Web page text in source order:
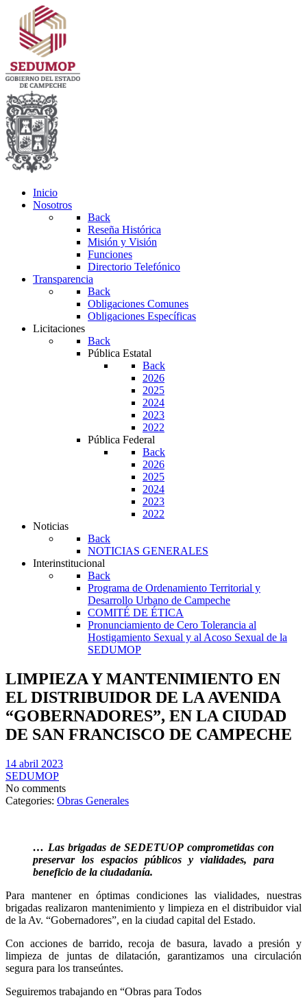
Inicio
Nosotros
Back
Reseña Histórica
Misión y Visión
Funciones
Directorio Telefónico
Transparencia
Back
Obligaciones Comunes
Obligaciones Específicas
Licitaciones
Back
Pública Estatal
Back
2026
2025
2024
2023
2022
Pública Federal
Back
2026
2025
2024
2023
2022
Noticias
Back
NOTICIAS GENERALES
Interinstitucional
Back
Programa de Ordenamiento Territorial y
Desarrollo Urbano de Campeche
COMITÉ DE ÉTICA
Pronunciamiento de Cero Tolerancia al
Hostigamiento Sexual y al Acoso Sexual de la
SEDUMOP
LIMPIEZA Y MANTENIMIENTO EN
EL DISTRIBUIDOR DE LA AVENIDA
“GOBERNADORES”, EN LA CIUDAD
DE SAN FRANCISCO DE CAMPECHE
14 abril 2023
SEDUMOP
No comments
Categories: Obras Generales
… Las brigadas de SEDETUOP comprometidas con
preservar los espacios públicos y vialidades, para
beneficio de la ciudadanía.
Para mantener en óptimas condiciones las vialidades, nuestras
brigadas realizaron mantenimiento y limpieza en el distribuidor vial
de la Av. “Gobernadores”, en la ciudad capital del Estado.
Con acciones de barrido, recoja de basura, lavado a presión y
limpieza de juntas de dilatación, garantizamos una circulación
segura para los transeúntes.
Seguiremos trabajando en “Obras para Todos